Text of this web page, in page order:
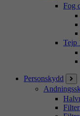
Fog
Tejp
Personskydd